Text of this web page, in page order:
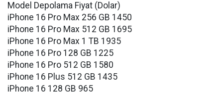
Model Depolama Fiyat (Dolar)
iPhone 16 Pro Max 256 GB 1450
iPhone 16 Pro Max 512 GB 1695
iPhone 16 Pro Max 1 TB 1935
iPhone 16 Pro 128 GB 1225
iPhone 16 Pro 512 GB 1580
iPhone 16 Plus 512 GB 1435
iPhone 16 128 GB 965